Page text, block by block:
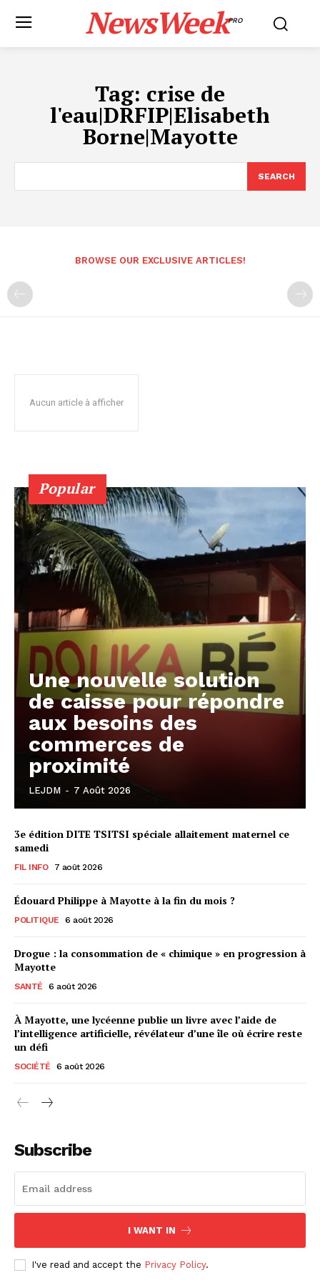
NewsWeekPRO
Tag: crise de
l'eau|DRFIP|Elisabeth
Borne|Mayotte
SEARCH
BROWSE OUR EXCLUSIVE ARTICLES!
Aucun article à afficher
Popular
Une nouvelle solution
de caisse pour répondre
aux besoins des
commerces de
proximité
LEJDM - 7 Août 2026
3e édition DITE TSITSI spéciale allaitement maternel ce
samedi
FIL INFO 7 août 2026
Édouard Philippe à Mayotte à la fin du mois ?
POLITIQUE 6 août 2026
Drogue : la consommation de « chimique » en progression à
Mayotte
SANTÉ 6 août 2026
À Mayotte, une lycéenne publie un livre avec l’aide de
l’intelligence artificielle, révélateur d’une île où écrire reste
un défi
SOCIÉTÉ 6 août 2026
Subscribe
I WANT IN
I've read and accept the Privacy Policy.